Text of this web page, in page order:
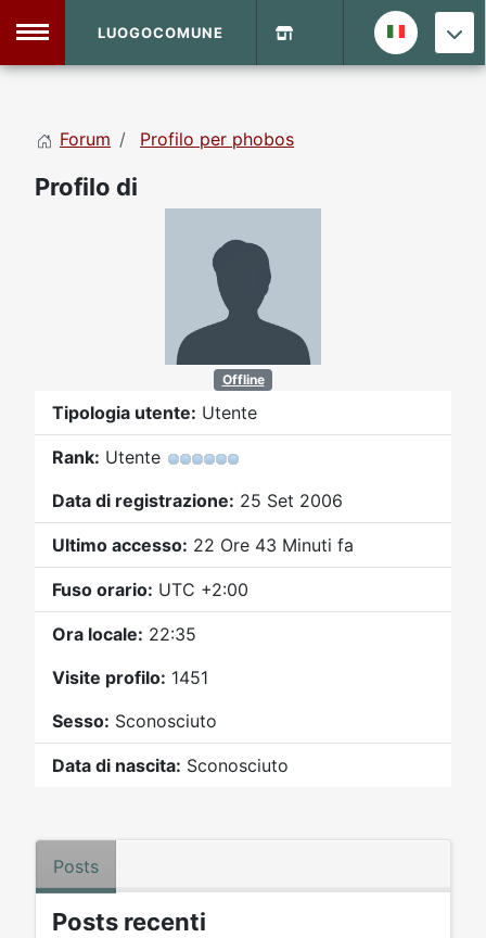
Forum
LUOGOCOMUNE
Forum Profilo per phobos
Profilo di
Offline
Tipologia utente: Utente
Rank: Utente
Data di registrazione: 25 Set 2006
Ultimo accesso: 22 Ore 43 Minuti fa
Fuso orario: UTC +2:00
Ora locale: 22:35
Visite profilo: 1451
Sesso: Sconosciuto
Data di nascita: Sconosciuto
Posts
Posts recenti